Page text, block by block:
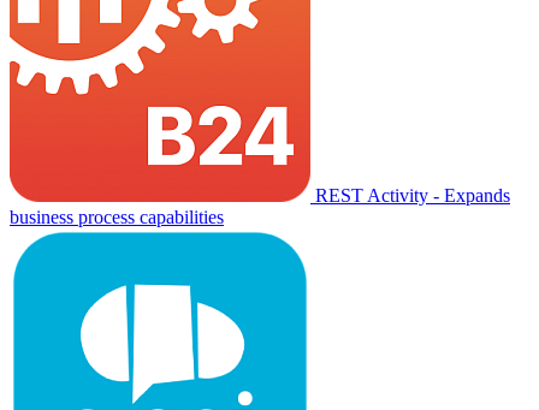
REST Activity - Expands
business process capabilities